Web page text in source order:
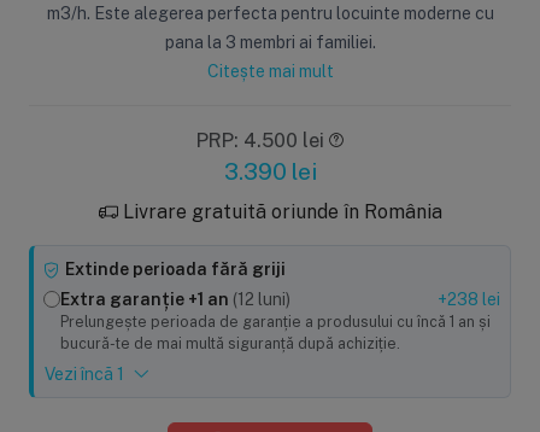
m3/h. Este alegerea perfecta pentru locuinte moderne cu
pana la 3 membri ai familiei.
Citește mai mult
PRP: 4.500 lei
3.390 lei
Livrare gratuită oriunde în România
Extinde perioada fără griji
Extra garanție +1 an (12 luni) +238 lei
Prelungește perioada de garanție a produsului cu încă 1 an și
bucură-te de mai multă siguranță după achiziție.
Vezi încă 1